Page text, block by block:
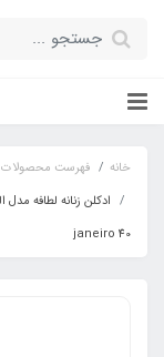
خانه
فهرست محصولات
janeiro 40